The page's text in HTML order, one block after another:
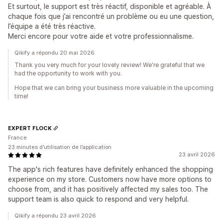
Et surtout, le support est très réactif, disponible et agréable. À
chaque fois que j’ai rencontré un problème ou eu une question,
l’équipe a été très réactive.
Merci encore pour votre aide et votre professionnalisme.
Qikify a répondu 20 mai 2026
Thank you very much for your lovely review! We're grateful that we
had the opportunity to work with you.
Hope that we can bring your business more valuable in the upcoming
time!
23 avril 2026
The app's rich features have definitely enhanced the shopping
experience on my store. Customers now have more options to
choose from, and it has positively affected my sales too. The
support team is also quick to respond and very helpful.
EXPERT FLOCK
France
23 minutes d’utilisation de l’application
Qikify a répondu 23 avril 2026